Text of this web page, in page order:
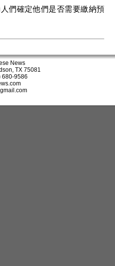
們確定他們是否需要繳納預
News
TX 75081
680-9586